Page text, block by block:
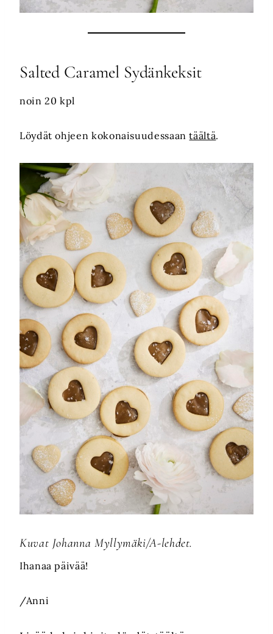
Salted Caramel Sydänkeksit
noin 20 kpl
Löydät ohjeen kokonaisuudessaantäältä.
Kuvat Johanna Myllymäki/A-lehdet.
Ihanaa päivää!
/Anni